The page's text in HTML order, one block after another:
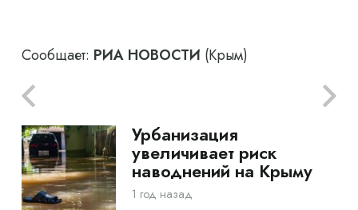
Сообщает: РИА НОВОСТИ (Крым)
Урбанизация
увеличивает риск
наводнений на Крыму
1 год назад